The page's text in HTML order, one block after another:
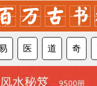
医 道 奇